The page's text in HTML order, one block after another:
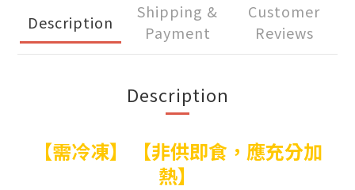
Description
Shipping &
Payment
Customer
Reviews
Description
【需冷凍】 【非供即食，應充分加
熱】